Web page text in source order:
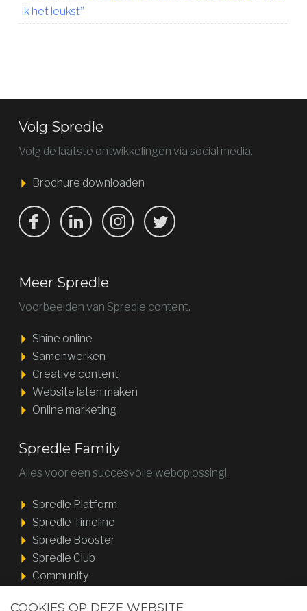
ik het leukst”
Volg Spredle
Volg de laatste ontwikkelingen via social media.
Brochure downloaden
Bekijk ons op FacebookBekijk ons op LinkedInBekijk ons op LinkedInBekijk ons op Twitter
Meer Spredle
Voorbeelden van Spredle content.
Shine online
Samenwerken
Creative content
Website laten maken
Online marketing
Spredle Family
Alles voor een succesvolle weboplossing!
Spredle Platform
Spredle Timeline
Spredle Booster
Spredle Club
Community
COOKIES OP DEZE WEBSITE